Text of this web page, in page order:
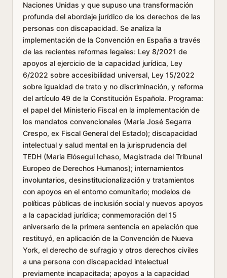
Naciones Unidas y que supuso una transformación
profunda del abordaje jurídico de los derechos de las
personas con discapacidad. Se analiza la
implementación de la Convención en España a través
de las recientes reformas legales: Ley 8/2021 de
apoyos al ejercicio de la capacidad jurídica, Ley
6/2022 sobre accesibilidad universal, Ley 15/2022
sobre igualdad de trato y no discriminación, y reforma
del artículo 49 de la Constitución Española. Programa:
el papel del Ministerio Fiscal en la implementación de
los mandatos convencionales (María José Segarra
Crespo, ex Fiscal General del Estado); discapacidad
intelectual y salud mental en la jurisprudencia del
TEDH (Maria Elósegui Ichaso, Magistrada del Tribunal
Europeo de Derechos Humanos); internamientos
involuntarios, desinstitucionalización y tratamientos
con apoyos en el entorno comunitario; modelos de
políticas públicas de inclusión social y nuevos apoyos
a la capacidad jurídica; conmemoración del 15
aniversario de la primera sentencia en apelación que
restituyó, en aplicación de la Convención de Nueva
York, el derecho de sufragio y otros derechos civiles
a una persona con discapacidad intelectual
previamente incapacitada; apoyos a la capacidad